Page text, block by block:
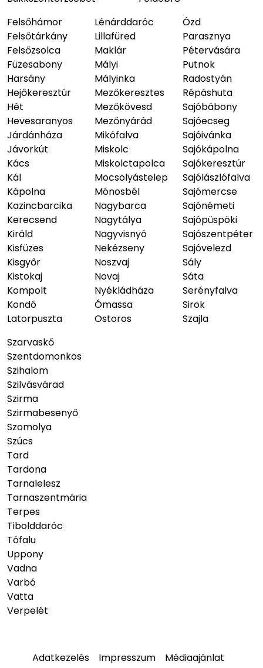
Felsőhámor
Felsőtárkány
Felsőzsolca
Füzesabony
Harsány
Hejőkeresztúr
Hét
Hevesaranyos
Járdánháza
Jávorkút
Kács
Kál
Kápolna
Kazincbarcika
Kerecsend
Királd
Kisfüzes
Kisgyőr
Kistokaj
Kompolt
Kondó
Latorpuszta
Lénárddaróc
Lillafüred
Maklár
Mályi
Mályinka
Mezőkeresztes
Mezőkövesd
Mezőnyárád
Mikófalva
Miskolc
Miskolctapolca
Mocsolyástelep
Mónosbél
Nagybarca
Nagytálya
Nagyvisnyó
Nekézseny
Noszvaj
Novaj
Nyékládháza
Ómassa
Ostoros
Ózd
Parasznya
Pétervására
Putnok
Radostyán
Répáshuta
Sajóbábony
Sajóecseg
Sajóivánka
Sajókápolna
Sajókeresztúr
Sajólászlófalva
Sajómercse
Sajónémeti
Sajópüspöki
Sajószentpéter
Sajóvelezd
Sály
Sáta
Serényfalva
Sirok
Szajla
Szarvaskő
Szentdomonkos
Szihalom
Szilvásvárad
Szirma
Szirmabesenyő
Szomolya
Szúcs
Tard
Tardona
Tarnalelesz
Tarnaszentmária
Terpes
Tibolddaróc
Tófalu
Uppony
Vadna
Varbó
Vatta
Verpelét
Adatkezelés Impresszum Médiaajánlat